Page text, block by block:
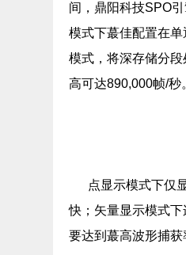
间，鼎阳科技SPO
模式下蕞佳配置在
模式，将深存储分
高可达890,000帧/秒
点显示模式下仅显
快；矢量显示模式
要达到蕞高波形捕获